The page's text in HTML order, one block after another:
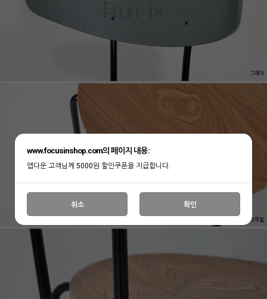
www.focusinshop.com의 페이지 내용:
앱다운 고객님께 5000원 할인쿠폰을 지급합니다.
취소 확인